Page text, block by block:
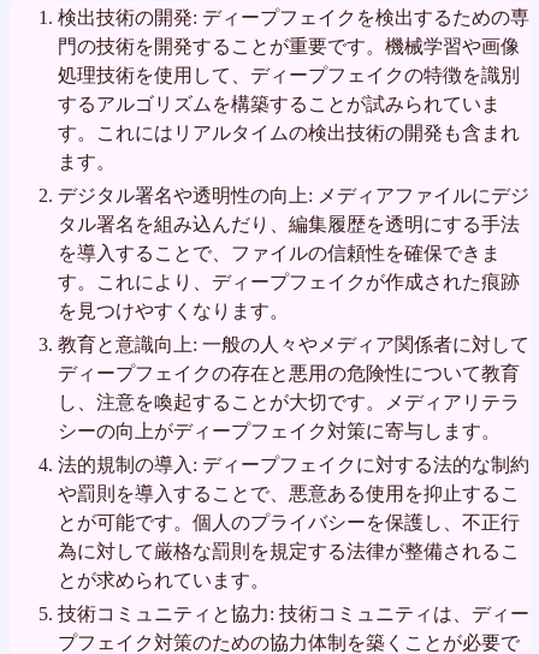
検出技術の開発: ディープフェイクを検出するための専
門の技術を開発することが重要です。機械学習や画像
処理技術を使用して、ディープフェイクの特徴を識別
するアルゴリズムを構築することが試みられていま
す。これにはリアルタイムの検出技術の開発も含まれ
ます。
デジタル署名や透明性の向上: メディアファイルにデジ
タル署名を組み込んだり、編集履歴を透明にする手法
を導入することで、ファイルの信頼性を確保できま
す。これにより、ディープフェイクが作成された痕跡
を見つけやすくなります。
教育と意識向上: 一般の人々やメディア関係者に対して
ディープフェイクの存在と悪用の危険性について教育
し、注意を喚起することが大切です。メディアリテラ
シーの向上がディープフェイク対策に寄与します。
法的規制の導入: ディープフェイクに対する法的な制約
や罰則を導入することで、悪意ある使用を抑止するこ
とが可能です。個人のプライバシーを保護し、不正行
為に対して厳格な罰則を規定する法律が整備されるこ
とが求められています。
技術コミュニティと協力: 技術コミュニティは、ディー
プフェイク対策のための協力体制を築くことが必要で